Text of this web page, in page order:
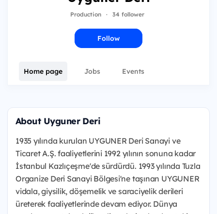
Production · 34 follower
Follow
Home page Jobs Events
About Uyguner Deri
1935 yılında kurulan UYGUNER Deri Sanayi ve
Ticaret A.Ş. faaliyetlerini 1992 yılının sonuna kadar
İstanbul Kazlıçeşme'de sürdürdü. 1993 yılında Tuzla
Organize Deri Sanayi Bölgesi'ne taşınan UYGUNER
vidala, giysilik, döşemelik ve saraciyelik derileri
üreterek faaliyetlerinde devam ediyor. Dünya